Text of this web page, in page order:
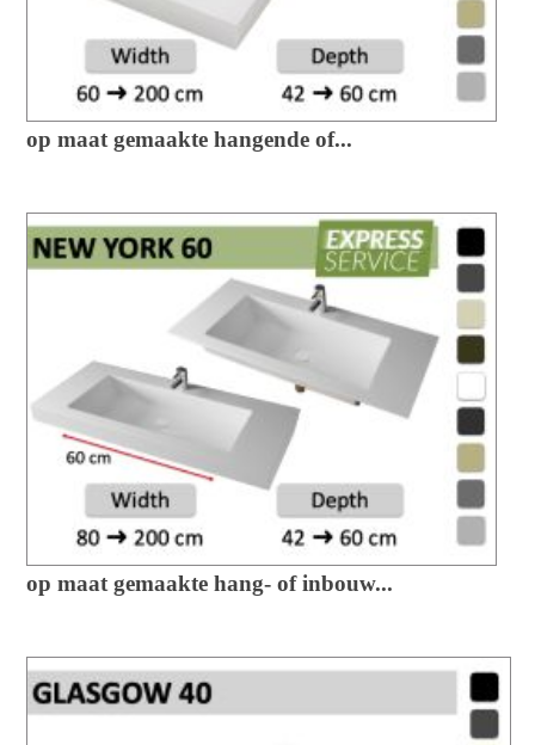
op maat gemaakte hangende of...
op maat gemaakte hang- of inbouw...